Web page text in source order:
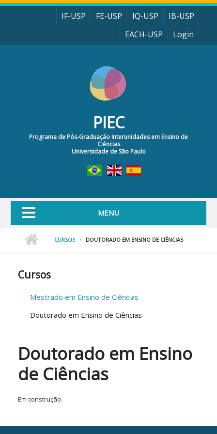
Pular para o conteúdo principal
IF-USP FE-USP IQ-USP
IB-USP
EACH-USP
Login
PIEC
Programa de Pós-Graduação Interunidades em Ensino de
Ciências
Universidade de São Paulo
MENU
CURSOS DOUTORADO EM ENSINO DE CIÊNCIAS
Cursos
Mestrado em Ensino de Ciências
Doutorado em Ensino de Ciências
Doutorado em Ensino
de Ciências
Em construção.